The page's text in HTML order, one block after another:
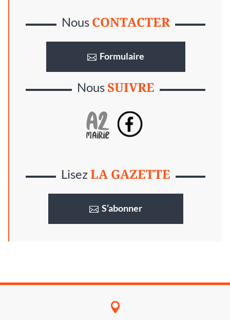
Nous CONTACTER
Formulaire
NousSUIVRE
LisezLA GAZETTE
S’abonner
